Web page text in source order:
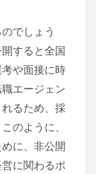
でしょう
すると全国
や面接に時
エージェン
るため、採
のように、
に、非公開
に関わるポ